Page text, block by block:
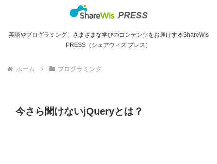
英語やプログラミング、さまざまな学びのコンテンツをお届けするShareWis
PRESS（シェアウィズ プレス）
ホーム プログラミング
今さら聞けないjQueryとは？